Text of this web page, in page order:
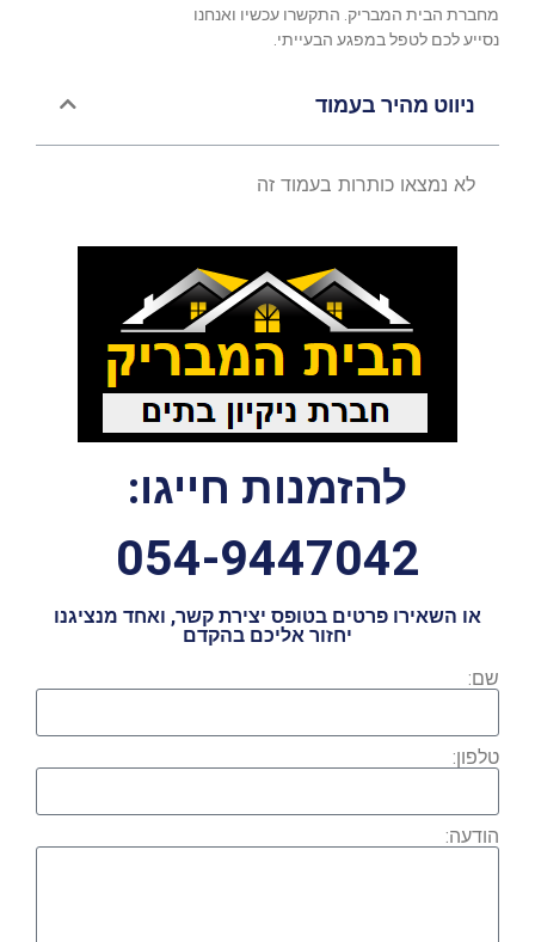
ניווט מהיר בעמוד
לא נמצאו כותרות בעמוד זה
להזמנות חייגו:
054-9447042
או השאירו פרטים בטופס יצירת קשר, ואחד מנציגנו
יחזור אליכם בהקדם
שם:
טלפון:
הודעה:
מחברת הבית המבריק. התקשרו עכשיו ואנחנו
נסייע לכם לטפל במפגע הבעייתי.